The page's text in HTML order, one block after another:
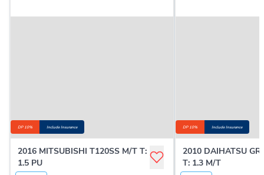
DP 10% Include Insurance
2016 MITSUBISHI T120SS M/T T:
1.5 PU
DP 10% Include Insurance
2010 DAIHATSU
T: 1.3 M/T